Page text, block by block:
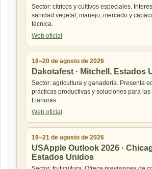
Sector: cítricos y cultivos especiales.
sanidad vegetal, manejo, mercado y
técnica.
Web oficial
18–20 de agosto de 2026
Dakotafest · Mitchell, Estados
Sector: agricultura y ganadería. Presenta
prácticas productivas y soluciones para las
Llanuras.
Web oficial
19–21 de agosto de 2026
USApple Outlook 2026 ·
Estados Unidos